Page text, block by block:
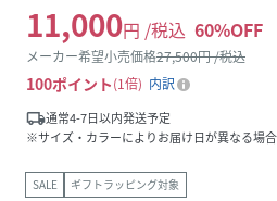
11,000円 /税込 60%OFF
メーカー希望小売価格27,500円 /税込
100ポイント 1倍
内訳
local_shipping通常4-7日以内発送予定
※サイズ・カラーによりお届け日が異なる場合
SALE ギフトラッピング対象